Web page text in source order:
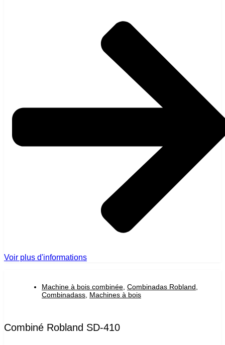
Voir plus d'informations
Machine à bois combinée Combinadas Robland
Combinadass Machines à bois
Combiné Robland SD-410